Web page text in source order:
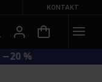
KONTAKT
−20 %